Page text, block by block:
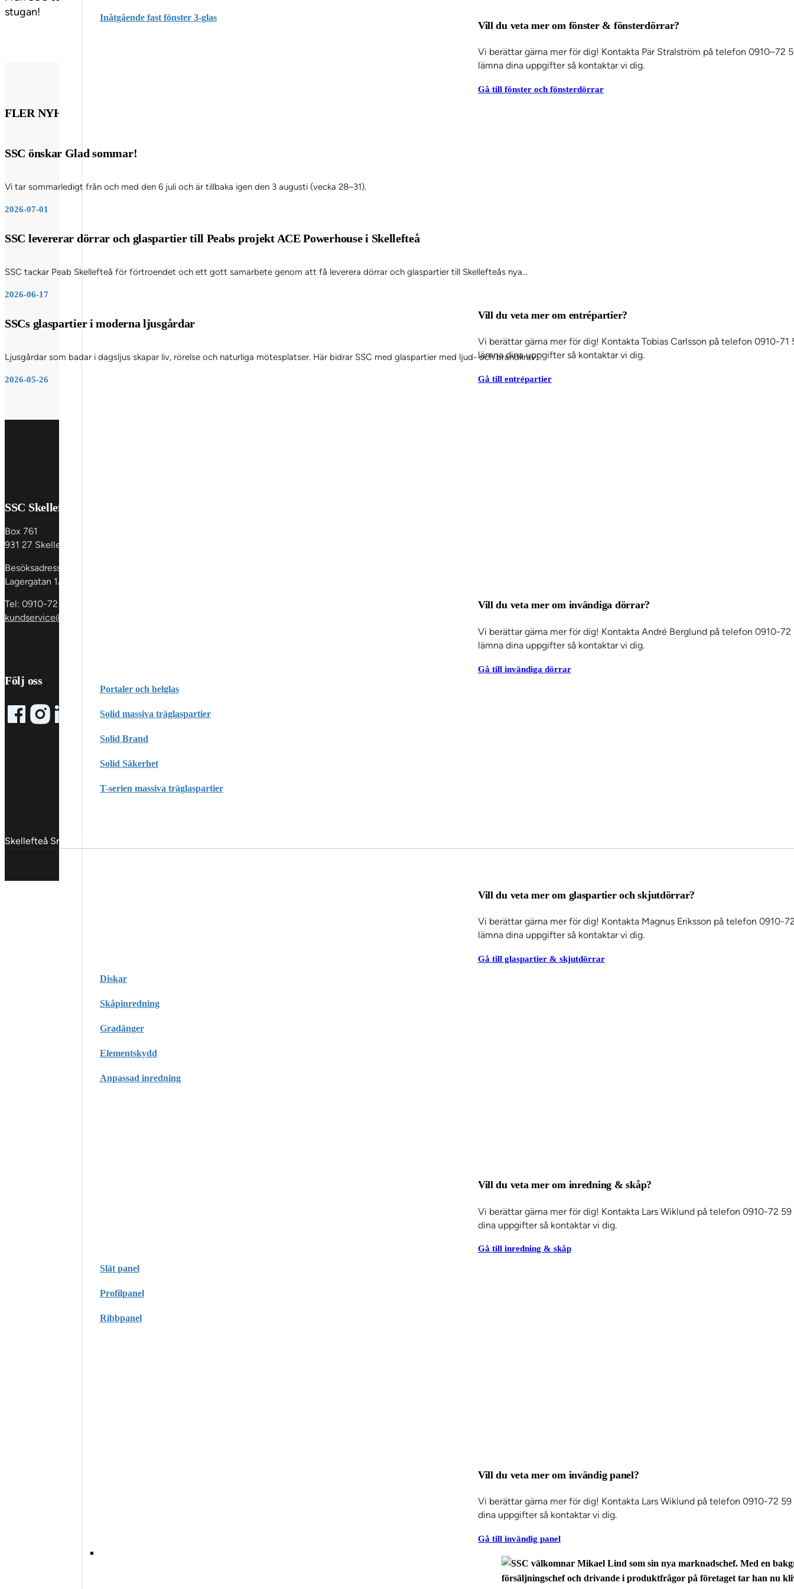
Inåtgående fast fönster 3-glas
Vill du veta mer om fönster & fönsterdörrar?
Vi berättar gärna mer för dig! Kontakta Pär Stralström på telefon 0910–72
lämna dina uppgifter så kontaktar vi dig.
Gå till fönster och fönsterdörrar
Vill du veta mer om entrépartier?
Vi berättar gärna mer för dig! Kontakta Tobias Carlsson på telefon 0910-71
lämna dina uppgifter så kontaktar vi dig.
Gå till entrépartier
Vill du veta mer om invändiga dörrar?
Vi berättar gärna mer för dig! Kontakta André Berglund på telefon 0910-72
lämna dina uppgifter så kontaktar vi dig.
Gå till invändiga dörrar
Portaler och helglas
Solid massiva träglaspartier
Solid Brand
Solid Säkerhet
T-serien massiva träglaspartier
Vill du veta mer om glaspartier och skjutdörrar?
Vi berättar gärna mer för dig! Kontakta Magnus Eriksson på telefon 0910-
lämna dina uppgifter så kontaktar vi dig.
Gå till glaspartier & skjutdörrar
Diskar
Skåpinredning
Gradänger
Elementskydd
Anpassad inredning
Vill du veta mer om inredning & skåp?
Vi berättar gärna mer för dig! Kontakta Lars Wiklund på telefon 0910-72
dina uppgifter så kontaktar vi dig.
Gå till inredning & skåp
Slät panel
Profilpanel
Ribbpanel
Vill du veta mer om invändig panel?
Vi berättar gärna mer för dig! Kontakta Lars Wiklund på telefon 0910-72
dina uppgifter så kontaktar vi dig.
Gå till invändig panel
stugan!
FLER NYHETSINLÄGG
SSC önskar Glad sommar!
Vi tar sommarledigt från och med den 6 juli och är tillbaka igen den 3 augusti (vecka 28–31).
2026-07-01
SSC levererar dörrar och glaspartier till Peabs projekt ACE Powerhouse i Skellefteå
SSC tackar Peab Skellefteå för förtroendet och ett gott samarbete genom att få leverera dörrar och glaspartier till Skellefteås nya…
2026-06-17
SSCs glaspartier i moderna ljusgårdar
Ljusgårdar som badar i dagsljus skapar liv, rörelse och naturliga mötesplatser. Här bidrar SSC med glaspartier med ljud- och brandkrav…
2026-05-26
SSC Skellefteå AB
Box 761
931 27 Skellefteå
Besöksadress:
Lagergatan 1A
Tel: 0910-72 59 00
kundservice@sscgroup.se
Följ oss
Follow me on Facebook
Follow me on X
Follow me on LinkedIn
Skellefteå Snickericentral © 2025